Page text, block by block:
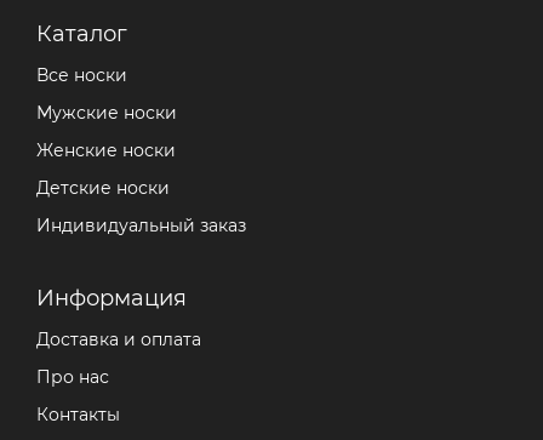
Каталог
Все носки
Мужские носки
Женские носки
Детские носки
Индивидуальный заказ
Информация
Доставка и оплата
Про нас
Контакты